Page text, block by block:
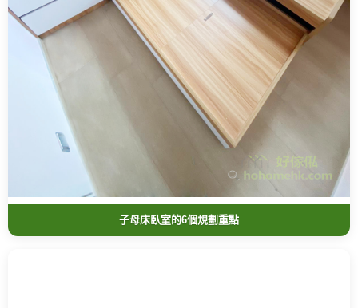
子母床臥室的6個規劃重點